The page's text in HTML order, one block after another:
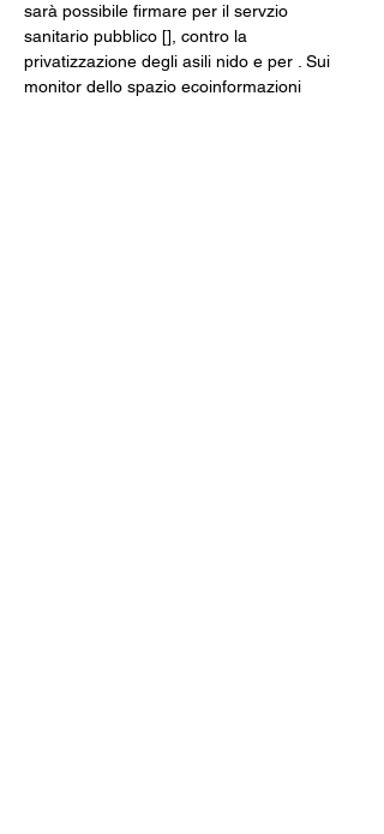
sarà possibile firmare per il servzio
sanitario pubblico [], contro la
privatizzazione degli asili nido e per
. Sui
monitor dello spazio ecoinformazioni